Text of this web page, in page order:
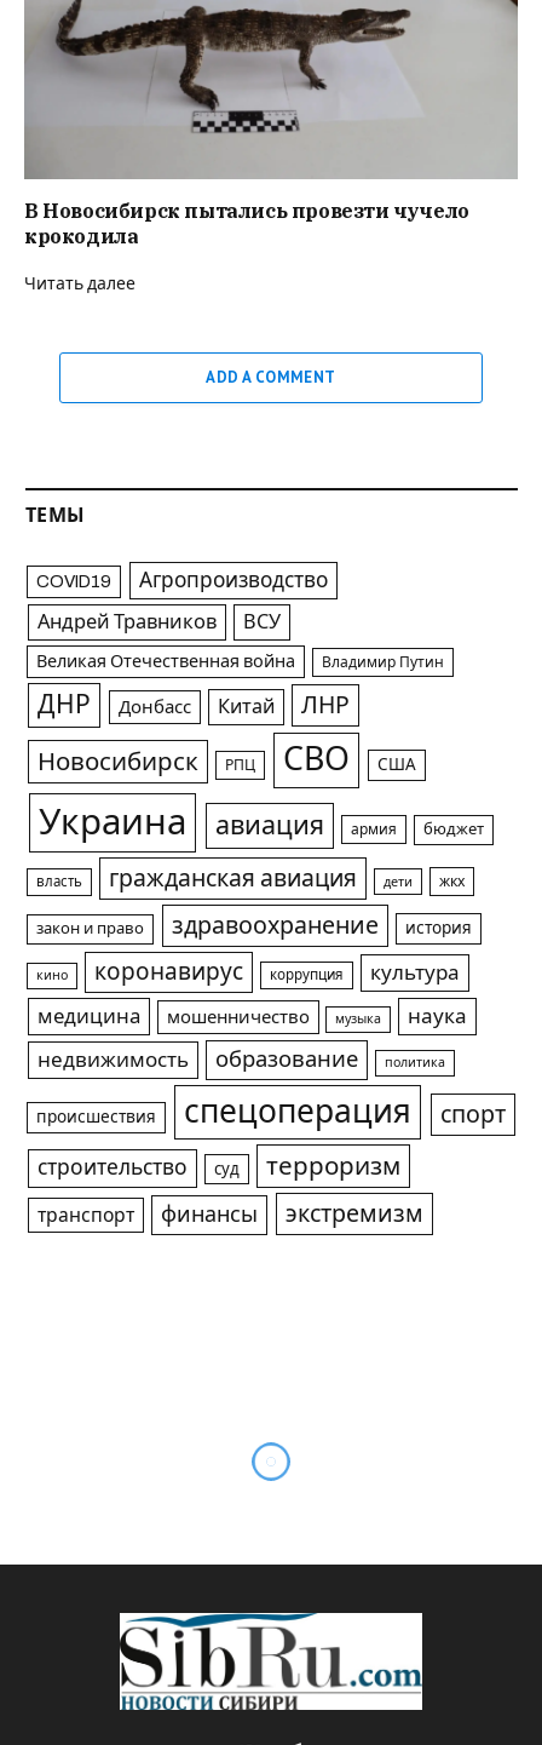
В Новосибирск пытались провезти чучело
крокодила
Читать далее
ADD A COMMENT
ТЕМЫ
COVID19 Агропроизводство
Андрей Травников ВСУ
Великая Отечественная война Владимир Путин
ДНР Донбасс Китай ЛНР
Новосибирск РПЦ СВО США
Украина авиация армия бюджет
власть гражданская авиация дети жкх
закон и право здравоохранение история
кино коронавирус коррупция
культура
медицина
мошенничество музыка
наука
недвижимость
образование политика
происшествия спецоперация спорт
строительство суд терроризм
транспорт финансы экстремизм